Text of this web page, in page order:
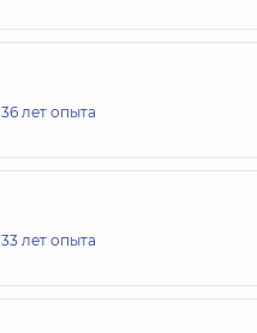
36 лет опыта
33 лет опыта